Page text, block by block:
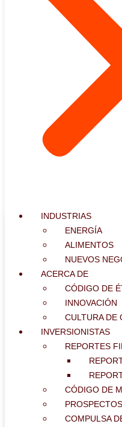
INDUSTRIAS
ENERGÍA
ALIMENTOS
NUEVOS
ACERCA DE
CÓDIGO DE
INNOVACIÓN
CULTURA DE
INVERSIONISTAS
REPORTES
CÓDIGO DE
COMPULSA